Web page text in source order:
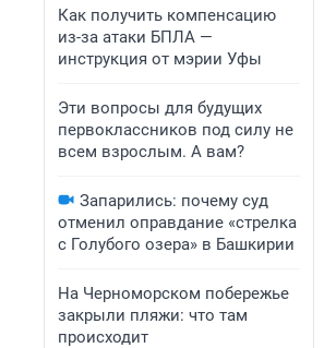
Как получить компенсацию
из-за атаки БПЛА —
инструкция от мэрии Уфы
Эти вопросы для будущих
первоклассников под силу не
всем взрослым. А вам?
Запарились: почему суд
отменил оправдание «стрелка
с Голубого озера» в Башкирии
На Черноморском побережье
закрыли пляжи: что там
происходит